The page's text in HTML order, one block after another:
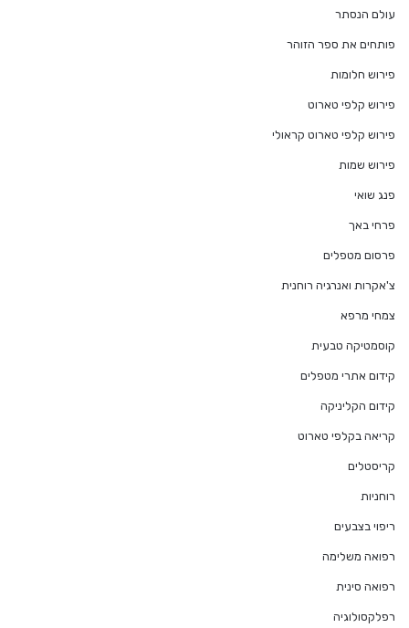
עולם הנסתר
פותחים את ספר הזוהר
פירוש חלומות
פירוש קלפי טארוט
פירוש קלפי טארוט קראולי
פירוש שמות
פנג שואי
פרחי באך
פרסום מטפלים
צ'אקרות ואנרגיה רוחנית
צמחי מרפא
קוסמטיקה טבעית
קידום אתרי מטפלים
קידום הקליניקה
קריאה בקלפי טארוט
קריסטלים
רוחניות
ריפוי בצבעים
רפואה משלימה
רפואה סינית
רפלקסולוגיה